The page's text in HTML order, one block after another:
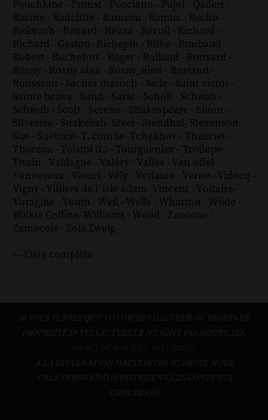
Pouchkine - Proust - Pucciano - Pujol - Qaderi -
Racine - Radcliffe - Rameau - Ramuz - Reclus -
Reibrach - Renard - Reuzé - Révoil - Richard -
Richard - Gaston- Richepin - Rilke - Rimbaud -
Robert - Rochefort - Roger - Rolland - Ronsard -
Rosny - Rosny aîné - Rosny_aîné - Rostand -
Rousseau - Sacher masoch - Sade - Saint victor -
Sainte beuve - Sand - Sazie - Scholl - Schwab -
Schwob - Scott - Serena - Shakespeare - Silion -
Silvestre - Snakebzh- Steel - Stendhal- Stevenson -
Sue - Suétone- T. combe- Tchekhov - Theuriet -
Thoreau - Tolstoï (L) - Tourgueniev - Trollope -
Twain - Valdagne - Valéry - Vallès - Van offel -
Vannereux - Vasari - Vély - Verlaine - Verne - Vidocq -
Vigny - Villiers de l´isle adam- Vincent - Voltaire-
Voragine - Vouin - Weil - Wells - Wharton - Wilde -
Wilkie Collins- Williams - Wood - Zaccone -
Zamacoïs - Zola Zweig -
--- Liste complète